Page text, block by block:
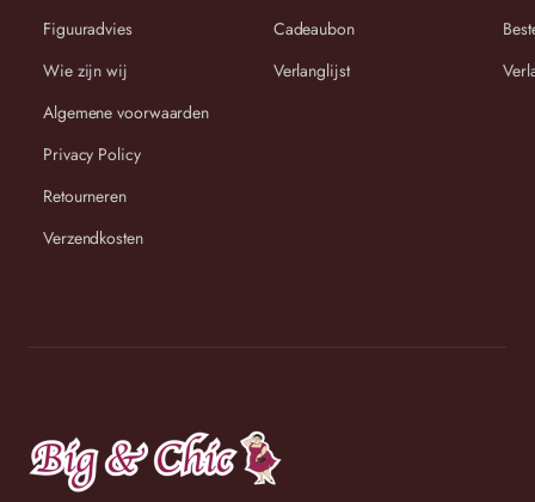
Figuuradvies
Wie zijn wij
Algemene voorwaarden
Privacy Policy
Retourneren
Verzendkosten
Cadeaubon
Verlanglijst